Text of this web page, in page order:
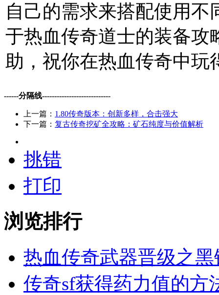
自己的需求来搭配使用
于热血传奇道士的装备攻
助，祝你在热血传奇中玩
------分隔线----------------------------
上一篇： 1.80传奇版本：创新多样，合击强大
下一篇： 复古传奇挖矿全攻略：矿石纯度与价值解析
挑错
打印
浏览排行
热血传奇武器晋级之
传奇sf获得药力值的方